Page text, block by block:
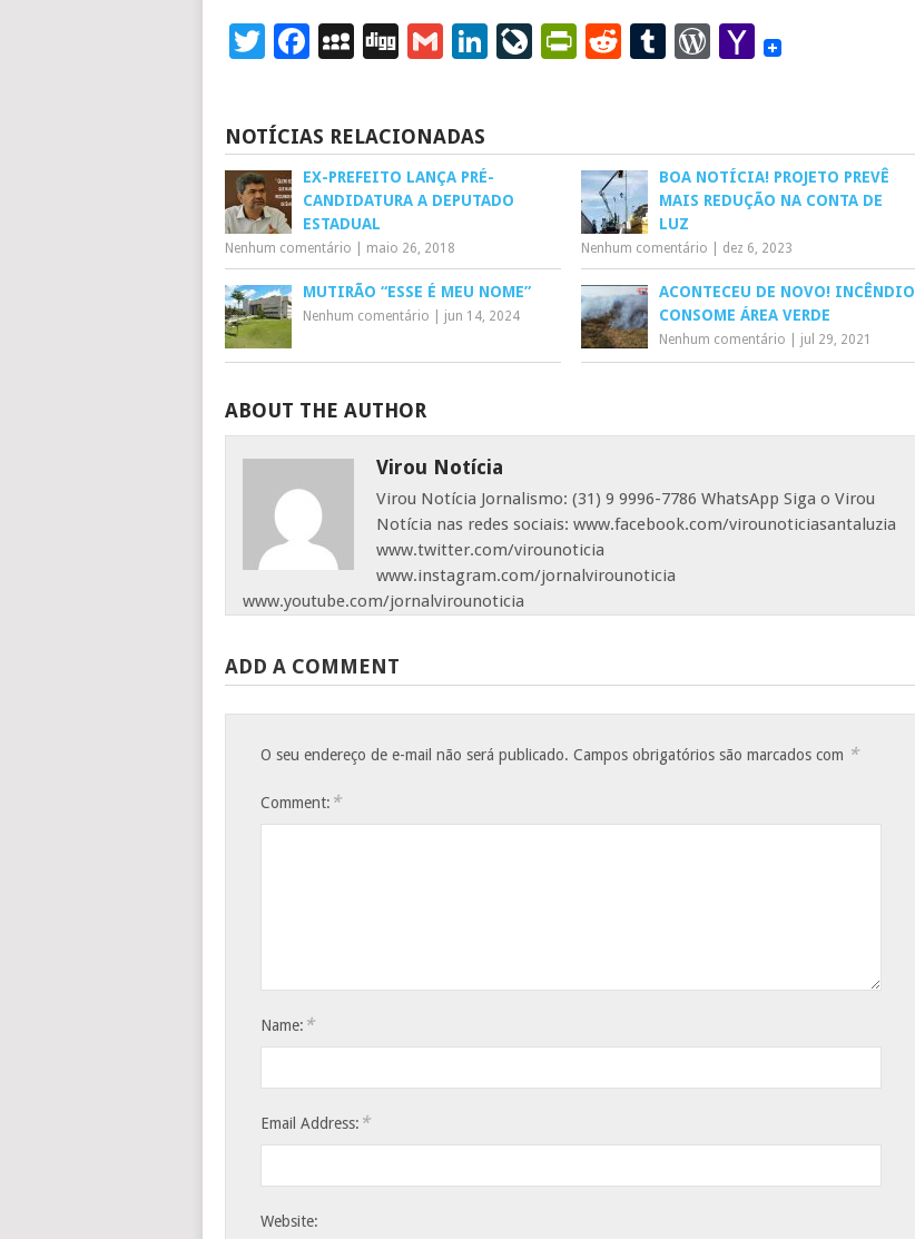
Twitter
Facebook
MySpace
DiggGmailLinkedIn
LiveJournal
PrintFriendly
RedditTumblr
WordPress
Yahoo
NOTÍCIAS RELACIONADAS
EX-PREFEITO LANÇA PRÉ-
CANDIDATURA A DEPUTADO
ESTADUAL
Nenhum comentário maio 26, 2018
BOA NOTÍCIA! PROJETO PREVÊ
MAIS REDUÇÃO NA CONTA DE
LUZ
Nenhum comentário dez 6, 2023
MUTIRÃO “ESSE É MEU NOME”
Nenhum comentário jun 14, 2024
ACONTECEU DE NOVO! INCÊNDIO
CONSOME ÁREA VERDE
Nenhum comentário jul 29, 2021
ABOUT THE AUTHOR
Virou Notícia
Virou Notícia Jornalismo: (31) 9 9996-7786 WhatsApp Siga o Virou
Notícia nas redes sociais: www.facebook.com/virounoticiasantaluzia
www.twitter.com/virounoticia
www.instagram.com/jornalvirounoticia
www.youtube.com/jornalvirounoticia
ADD A COMMENT
O seu endereço de e-mail não será publicado. Campos obrigatórios são marcados com *
Comment: *
Name: *
Email Address: *
Website: